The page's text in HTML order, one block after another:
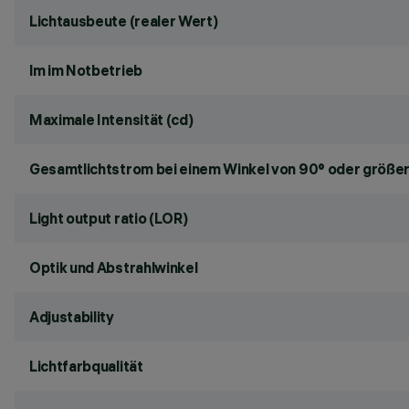
Lichtausbeute (realer Wert)
lm im Notbetrieb
Maximale Intensität (cd)
Gesamtlichtstrom bei einem Winkel von 90° oder
Light output ratio (LOR)
Optik und Abstrahlwinkel
Adjustability
Lichtfarbqualität